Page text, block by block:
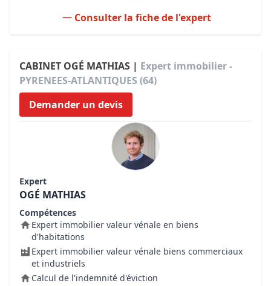
Consulter la fiche de l'expert
CABINET OGÉ MATHIAS | Expert immobilier -
PYRENEES-ATLANTIQUES (64)
Demander un devis
Expert
OGÉ MATHIAS
Compétences
Expert immobilier valeur vénale en biens
d'habitations
Expert immobilier valeur vénale biens commerciaux
et industriels
Calcul de l'indemnité d'éviction